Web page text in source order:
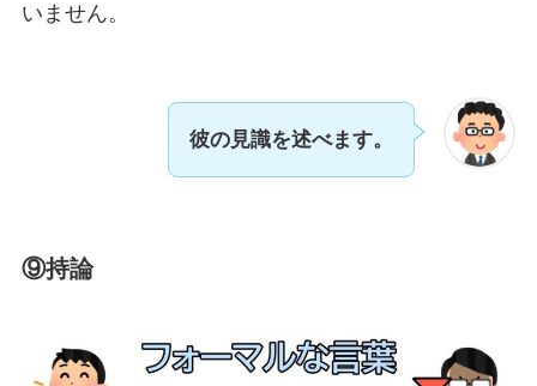
いません。
彼の見識を述べます。
⑨持論